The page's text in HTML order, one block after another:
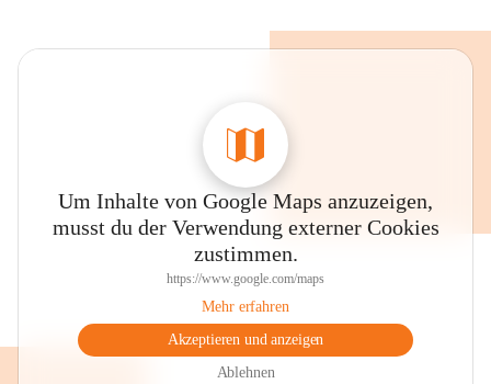
Um Inhalte von Google Maps anzuzeigen,
musst du der Verwendung externer Cookies
zustimmen.
https://www.google.com/maps
Mehr erfahren
Akzeptieren und anzeigen
Ablehnen